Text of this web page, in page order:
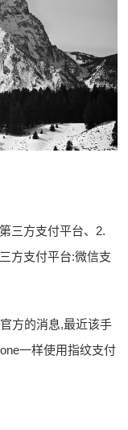
三方支付平台、2.
方支付平台:微信支
方的消息,最近该手
一样使用指纹支付